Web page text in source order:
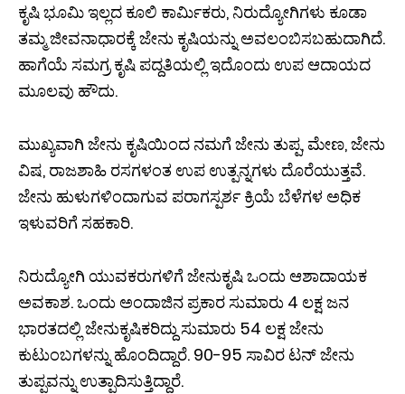
ಕೃಷಿ ಭೂಮಿ ಇಲ್ಲದ ಕೂಲಿ ಕಾರ್ಮಿಕರು, ನಿರುದ್ಯೋಗಿಗಳು ಕೂಡಾ
ತಮ್ಮ ಜೀವನಾಧಾರಕ್ಕೆ ಜೇನು ಕೃಷಿಯನ್ನು ಅವಲಂಬಿಸಬಹುದಾಗಿದೆ.
ಹಾಗೆಯೆ ಸಮಗ್ರ ಕೃಷಿ ಪದ್ದತಿಯಲ್ಲಿ ಇದೊಂದು ಉಪ ಆದಾಯದ
ಮೂಲವು ಹೌದು.
ಮುಖ್ಯವಾಗಿ ಜೇನು ಕೃಷಿಯಿಂದ ನಮಗೆ ಜೇನು ತುಪ್ಪ, ಮೇಣ, ಜೇನು
ವಿಷ, ರಾಜಶಾಹಿ ರಸಗಳಂತ ಉಪ ಉತ್ಪನ್ನಗಳು ದೊರೆಯುತ್ತವೆ.
ಜೇನು ಹುಳುಗಳಿಂದಾಗುವ ಪರಾಗಸ್ಪರ್ಶ ಕ್ರಿಯೆ ಬೆಳೆಗಳ ಅಧಿಕ
ಇಳುವರಿಗೆ ಸಹಕಾರಿ.
ನಿರುದ್ಯೋಗಿ ಯುವಕರುಗಳಿಗೆ ಜೇನುಕೃಷಿ ಒಂದು ಆಶಾದಾಯಕ
ಅವಕಾಶ. ಒಂದು ಅಂದಾಜಿನ ಪ್ರಕಾರ ಸುಮಾರು 4 ಲಕ್ಷ ಜನ
ಭಾರತದಲ್ಲಿ ಜೇನುಕೃಷಿಕರಿದ್ದು ಸುಮಾರು 54 ಲಕ್ಷ ಜೇನು
ಕುಟುಂಬಗಳನ್ನು ಹೊಂದಿದ್ದಾರೆ. 90-95 ಸಾವಿರ ಟನ್ ಜೇನು
ತುಪ್ಪವನ್ನು ಉತ್ಪಾದಿಸುತ್ತಿದ್ದಾರೆ.